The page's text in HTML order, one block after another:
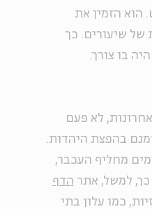
הוא הזמין את
של שיעורים. כך
בו צורך.
לא פעם
בהפצת היהדות.
מחליף העכבר,
כך, למשל, אתר הדף
כמו עלון בתי